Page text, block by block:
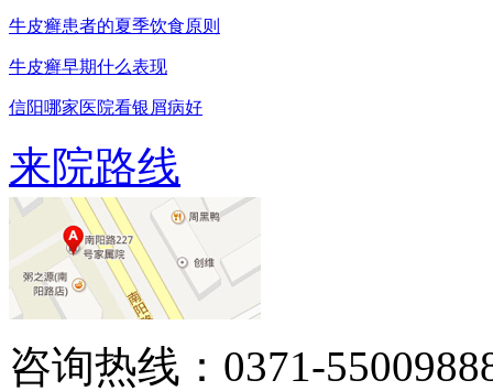
牛皮癣患者的夏季饮食原则
牛皮癣早期什么表现
信阳哪家医院看银屑病好
来院路线
咨询热线：0371-